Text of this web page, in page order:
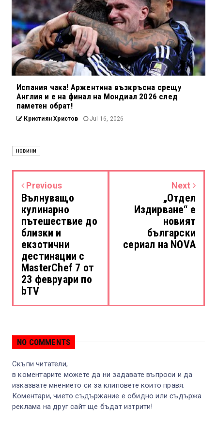
Испания чака! Аржентина възкръсна срещу
Англия и е на финал на Мондиал 2026 след
паметен обрат!
Кристиян Христов Jul 16, 2026
НОВИНИ
Previous
Вълнуващо
кулинарно
пътешествие до
близки и
екзотични
дестинации с
MasterChef 7 от
23 февруари по
bTV
Next
„Отдел
Издирване“ е
новият
български
сериал на NOVA
NO COMMENTS
Скъпи читатели,
в коментарите можете да ни задавате въпроси и да
изказвате мнението си за клиповете които правя.
Коментари, чието съдържание е обидно или съдържа
реклама на друг сайт ще бъдат изтрити!